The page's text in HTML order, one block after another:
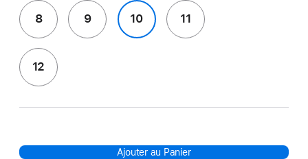
8 9 10 11
12
Ajouter au Panier